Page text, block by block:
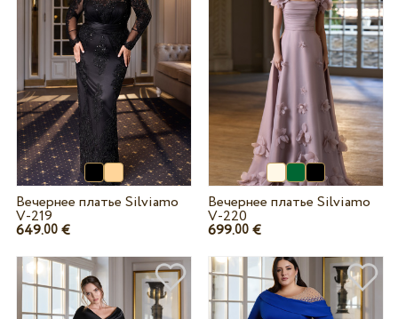
Вечернее платье Silviamo
V-219
649.00€
Вечернее платье Silviamo
V-220
699.00 €